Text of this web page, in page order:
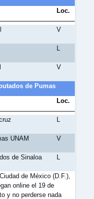
Loc.
V
L
V
de Pumas
Loc.
L
UNAM V
de Sinaloa L
de México (D.F.),
online el 19 de
y no perderse nada